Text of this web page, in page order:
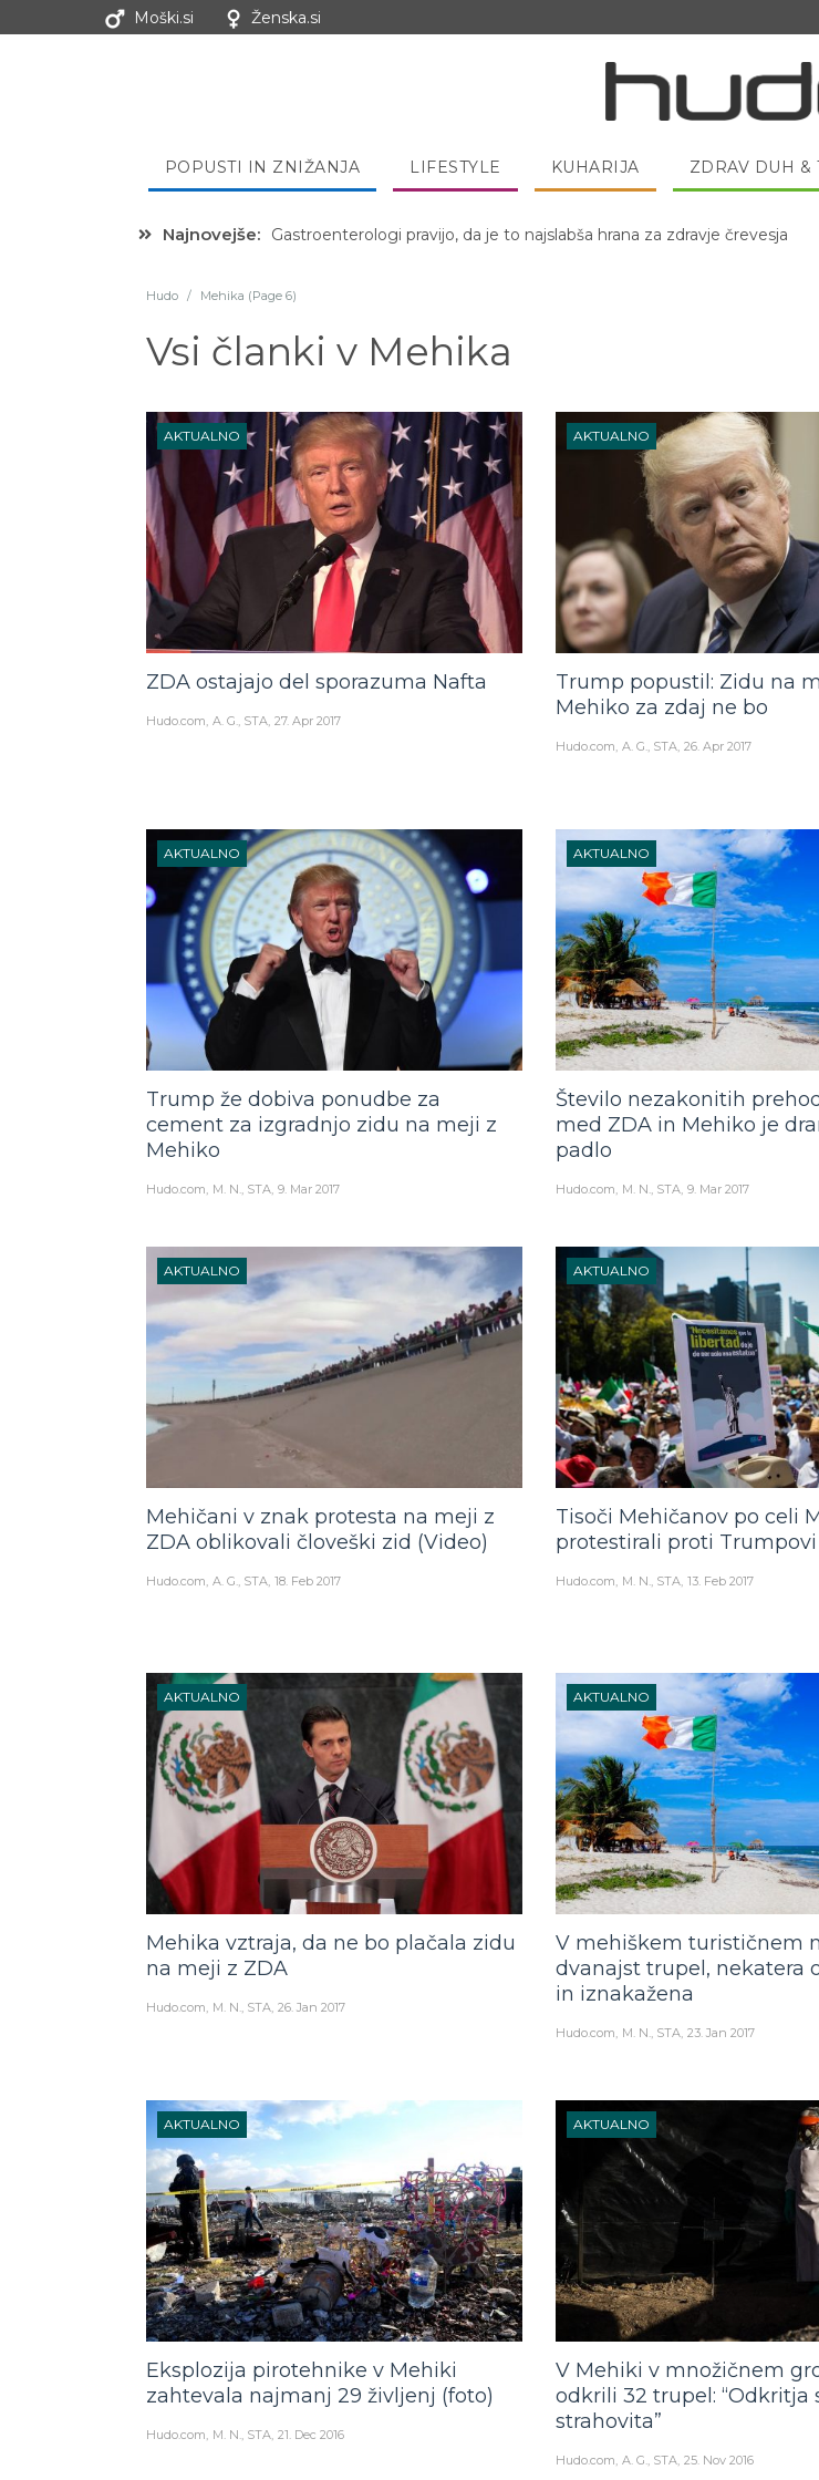
Moški.si Ženska.si
POPUSTI IN ZNIŽANJA LIFESTYLE KUHARIJA ZDRAV DUH &
Najnovejše: Hibernacijska dieta: Zakaj je pred spanjem dobro pojesti žlico medu?
Hudo / Mehika (Page 6)
Vsi članki v Mehika
AKTUALNO
ZDA ostajajo del sporazuma Nafta
Hudo.com A. G., STA 27. Apr 2017
AKTUALNO
Trump popustil: Zidu na
Mehiko za zdaj ne bo
Hudo.com A. G., STA 26. Apr 2017
AKTUALNO
Trump že dobiva ponudbe za
cement za izgradnjo zidu na meji z
Mehiko
Hudo.com M. N., STA 9. Mar 2017
AKTUALNO
Število nezakonitih
med ZDA in Mehiko je
padlo
Hudo.com M. N., STA 9. Mar 2017
AKTUALNO
Mehičani v znak protesta na meji z
ZDA oblikovali človeški zid (Video)
Hudo.com A. G., STA 18. Feb 2017
AKTUALNO
Tisoči Mehičanov po celi
protestirali proti
Hudo.com M. N., STA 13. Feb 2017
AKTUALNO
Mehika vztraja, da ne bo plačala zidu
na meji z ZDA
Hudo.com M. N., STA 26. Jan 2017
AKTUALNO
V mehiškem turističnem
dvanajst trupel, nekatera
in iznakažena
Hudo.com M. N., STA 23. Jan 2017
AKTUALNO
Eksplozija pirotehnike v Mehiki
zahtevala najmanj 29 življenj (foto)
Hudo.com M. N., STA 21. Dec 2016
AKTUALNO
V Mehiki v množičnem
odkrili 32 trupel: “Odkritja
strahovita”
Hudo.com A. G., STA 25. Nov 2016